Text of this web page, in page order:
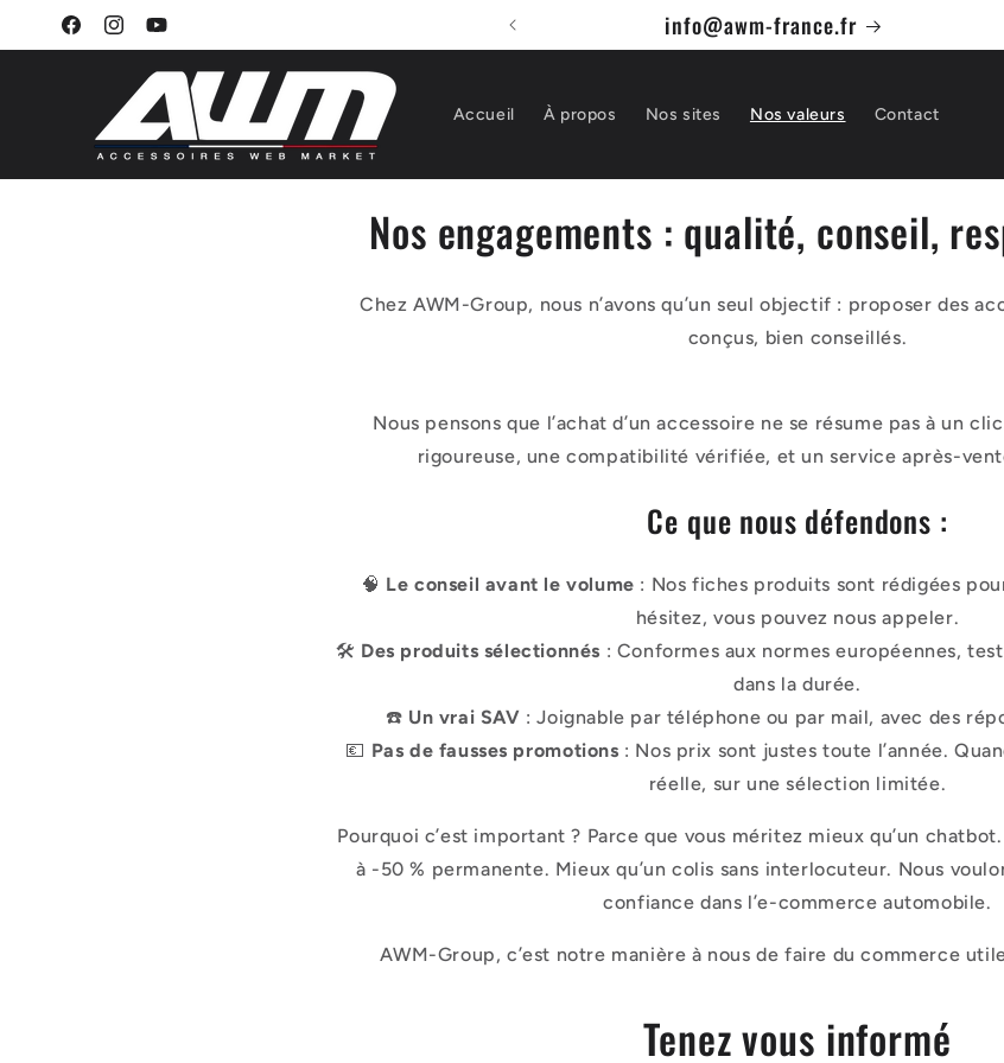
passer
au FacebookInstagramYouTube info@awm-france.fr
Accueil À propos Nos sites Nos valeurs Contact
Nos engagements : qualité, conseil,
Chez AWM-Group, nous n’avons qu’un seul objectif : proposer des
conçus, bien conseillés.
Nous pensons que l’achat d’un accessoire ne se résume pas à un
rigoureuse, une compatibilité vérifiée, et un service après-
Ce que nous défendons :
🧠 Le conseil avant le volume : Nos fiches produits sont rédigées
hésitez, vous pouvez nous appeler.
🛠 Des produits sélectionnés : Conformes aux normes européennes,
dans la durée.
☎️ Un vrai SAV : Joignable par téléphone ou par mail, avec des
💶 Pas de fausses promotions : Nos prix sont justes toute l’année.
réelle, sur une sélection limitée.
Pourquoi c’est important ? Parce que vous méritez mieux qu’un
à -50 % permanente. Mieux qu’un colis sans interlocuteur. Nous
confiance dans l’e-commerce automobile.
AWM-Group, c’est notre manière à nous de faire du commerce
Tenez vous informé